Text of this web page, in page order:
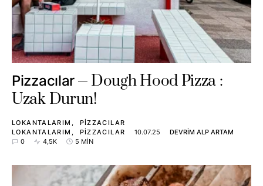
Pizzacılar
Dough Hood Pizza :
Uzak Durun!
LOKANTALARIM
PIZZACILAR
LOKANTALARIM
PIZZACILAR 10.07.25
DEVRIM ALP ARTAM
0
4,5K 5 MIN